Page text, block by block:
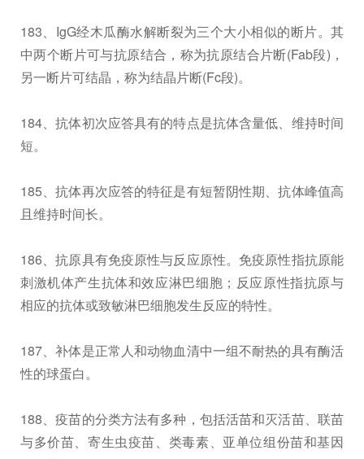
183、IgG经木瓜酶水解断裂为三个大小相似的断片。其
中两个断片可与抗原结合，称为抗原结合片断(Fab段)，
另一断片可结晶，称为结晶片断(Fc段)。
184、抗体初次应答具有的特点是抗体含量低、维持时间
短。
185、抗体再次应答的特征是有短暂阴性期、抗体峰值高
且维持时间长。
186、抗原具有免疫原性与反应原性。免疫原性指抗原能
刺激机体产生抗体和效应淋巴细胞；反应原性指抗原与
相应的抗体或致敏淋巴细胞发生反应的特性。
187、补体是正常人和动物血清中一组不耐热的具有酶活
性的球蛋白。
188、疫苗的分类方法有多种，包括活苗和灭活苗、联苗
与多价苗、寄生虫疫苗、类毒素、亚单位组份苗和基因